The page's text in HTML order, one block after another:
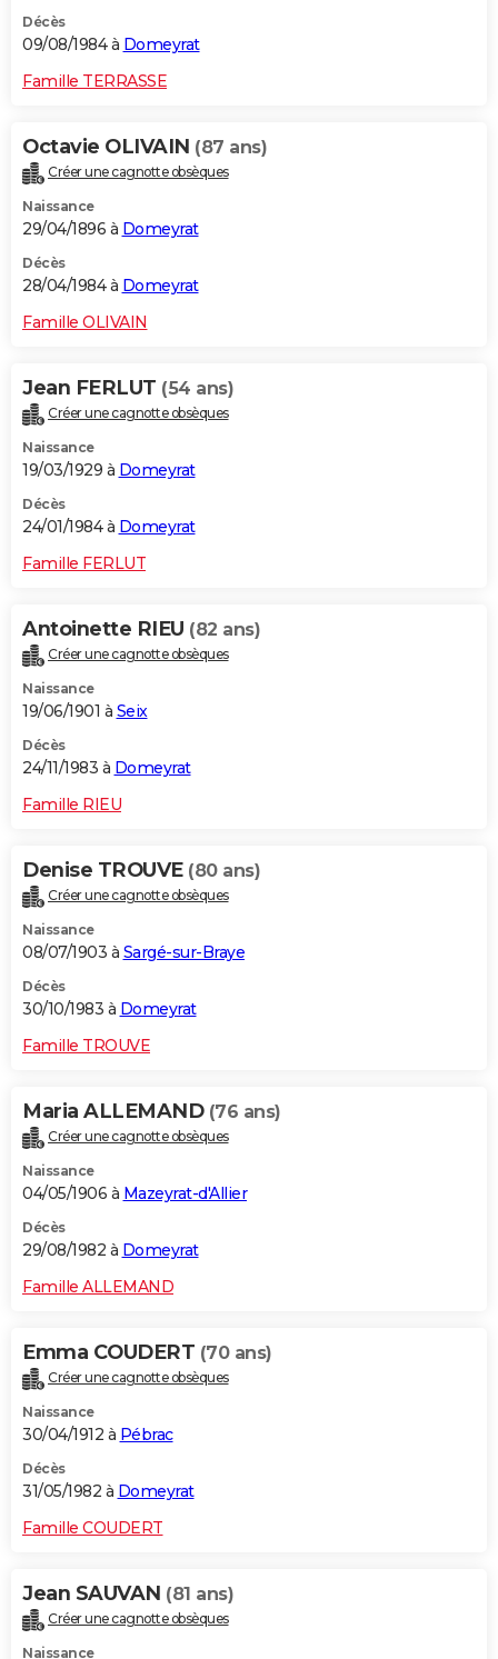
Décès
09/08/1984 à Domeyrat
Famille TERRASSE
Octavie OLIVAIN (87 ans)
Créer une cagnotte obsèques
Naissance
29/04/1896 à Domeyrat
Décès
28/04/1984 à Domeyrat
Famille OLIVAIN
Jean FERLUT (54 ans)
Créer une cagnotte obsèques
Naissance
19/03/1929 à Domeyrat
Décès
24/01/1984 à Domeyrat
Famille FERLUT
Antoinette RIEU (82 ans)
Créer une cagnotte obsèques
Naissance
19/06/1901 à Seix
Décès
24/11/1983 à Domeyrat
Famille RIEU
Denise TROUVE (80 ans)
Créer une cagnotte obsèques
Naissance
08/07/1903 à Sargé-sur-Braye
Décès
30/10/1983 à Domeyrat
Famille TROUVE
Maria ALLEMAND (76 ans)
Créer une cagnotte obsèques
Naissance
04/05/1906 à Mazeyrat-d'Allier
Décès
29/08/1982 à Domeyrat
Famille ALLEMAND
Emma COUDERT (70 ans)
Créer une cagnotte obsèques
Naissance
30/04/1912 à Pébrac
Décès
31/05/1982 à Domeyrat
Famille COUDERT
Jean SAUVAN (81 ans)
Créer une cagnotte obsèques
Naissance